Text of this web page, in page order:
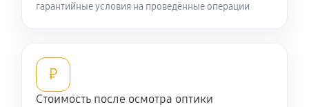
Разблокировка заклинивания
Протяжка соединений трансфокатора
гарантийные условия на проведённые операции
₽
Стоимость после осмотра оптики